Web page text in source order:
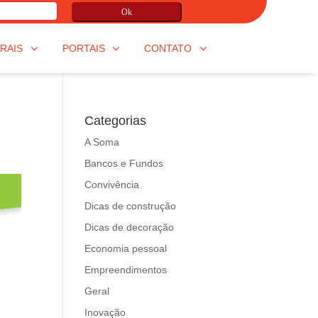
Ok
PORTAIS CONTATO
Categorias
A Soma
Bancos e Fundos
Convivência
Dicas de construção
Dicas de decoração
Economia pessoal
Empreendimentos
Geral
Inovação